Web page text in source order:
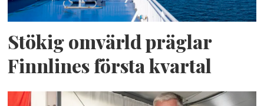
Stökig omvärld präglar
Finnlines första kvartal